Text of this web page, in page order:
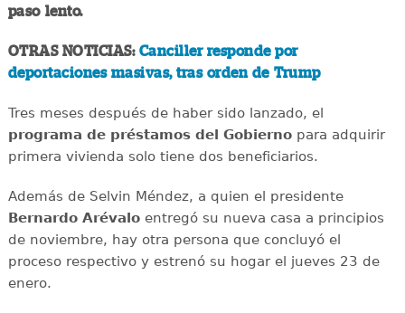
paso lento.
OTRAS NOTICIAS: Canciller responde por
deportaciones masivas, tras orden de Trump
Tres meses después de haber sido lanzado, el
programa de préstamos del Gobiernopara adquirir
primera vivienda solo tiene dos beneficiarios.
Además de Selvin Méndez, a quien el presidente
Bernardo Arévaloentregó su nueva casa a principios
de noviembre, hay otra persona que concluyó el
proceso respectivo y estrenó su hogar el jueves 23 de
enero.